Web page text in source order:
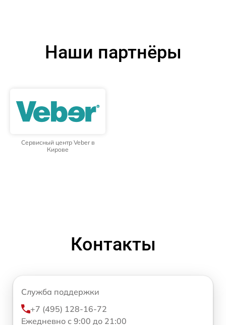
Наши партнёры
Сервисный центр Veber в
Кирове
Контакты
Служба поддержки
+7 (495) 128-16-72
Ежедневно с 9:00 до 21:00